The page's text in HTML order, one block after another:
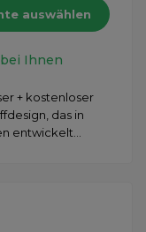
auswählen
bei Ihnen
+ kostenloser
das in
entwickelt...